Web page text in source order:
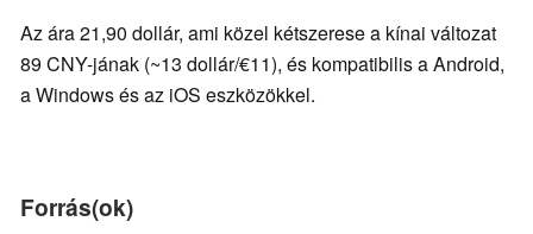
Az ára 21,90 dollár, ami közel kétszerese a kínai változat
89 CNY-jának (~13 dollár/€11), és kompatibilis a Android,
a Windows és az iOS eszközökkel.
Forrás(ok)